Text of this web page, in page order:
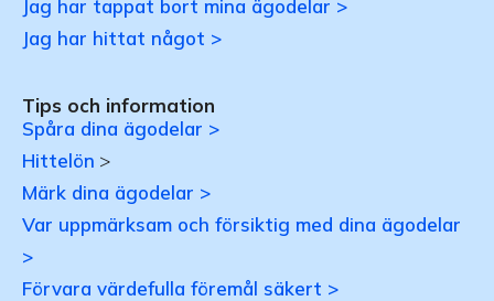
Jag har tappat bort mina ägodelar >
Jag har hittat något >
Tips och information
Spåra dina ägodelar >
Hittelön >
Märk dina ägodelar >
Var uppmärksam och försiktig med dina ägodelar
>
Förvara värdefulla föremål säkert >